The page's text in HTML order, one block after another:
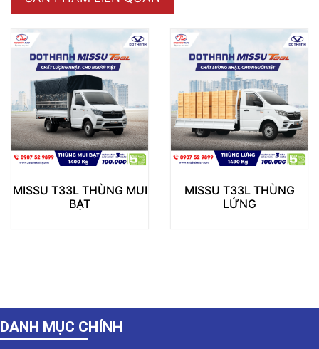
MUI
MISSU T33L THÙNG
MISSU T26
DANH MỤC CHÍNH